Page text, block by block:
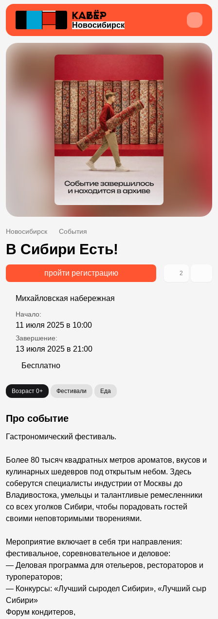
Новосибирск
Новосибирск События
В Сибири Есть!
пройти регистрацию 2
Михайловская набережная
Начало:
11 июля 2025 в 10:00
Завершение:
13 июля 2025 в 21:00
Бесплатно
Возраст 0+ Фестивали Еда
Про событие
Гастрономический фестиваль.
Более 80 тысяч квадратных метров ароматов, вкусов и
кулинарных шедевров под открытым небом. Здесь
соберутся специалисты индустрии от Москвы до
Владивостока, умельцы и талантливые ремесленники
со всех уголков Сибири, чтобы порадовать гостей
своими неповторимыми творениями.
Мероприятие включает в себя три направления:
фестивальное, соревновательное и деловое:
— Деловая программа для отельеров, рестораторов и
туроператоров;
— Конкурсы: «Лучший сыродел Сибири», «Лучший сыр
Сибири»
Форум кондитеров,